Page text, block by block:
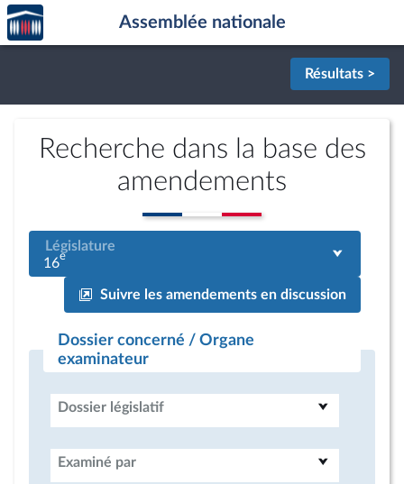
Aller au contenu
Aller en bas de la page
Accèder
à la
page
Assemblée nationale
Résultats >
Recherche dans la base des
amendements
Législature
16e
Suivre les amendements en discussion
Dossier concerné / Organe
examinateur
Dossier législatif
Examiné par